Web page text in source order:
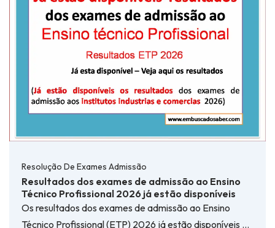
Resolução De Exames Admissão
Resultados dos exames de admissão ao Ensino
Técnico Profissional 2026 já estão disponíveis
Os resultados dos exames de admissão ao Ensino
Técnico Profissional (ETP) 2026 já estão disponíveis …